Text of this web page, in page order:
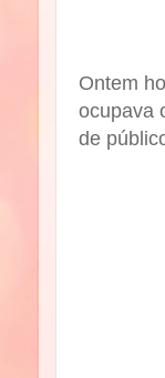
Ontem
ocupava
de